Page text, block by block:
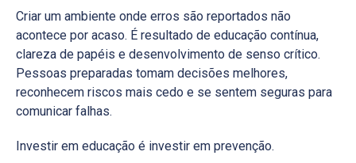
Criar um ambiente onde erros são reportados não
acontece por acaso. É resultado de educação contínua,
clareza de papéis e desenvolvimento de senso crítico.
Pessoas preparadas tomam decisões melhores,
reconhecem riscos mais cedo e se sentem seguras para
comunicar falhas.
Investir em educação é investir em prevenção.